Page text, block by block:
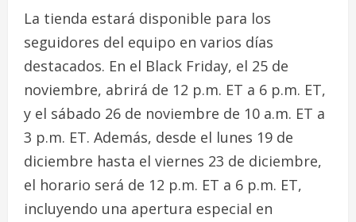
La tienda estará disponible para los
seguidores del equipo en varios días
destacados. En el Black Friday, el 25 de
noviembre, abrirá de 12 p.m. ET a 6 p.m. ET,
y el sábado 26 de noviembre de 10 a.m. ET a
3 p.m. ET. Además, desde el lunes 19 de
diciembre hasta el viernes 23 de diciembre,
el horario será de 12 p.m. ET a 6 p.m. ET,
incluyendo una apertura especial en